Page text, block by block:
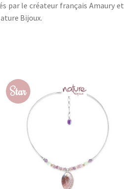
par le créateur français Amaury et
Bijoux.
Star